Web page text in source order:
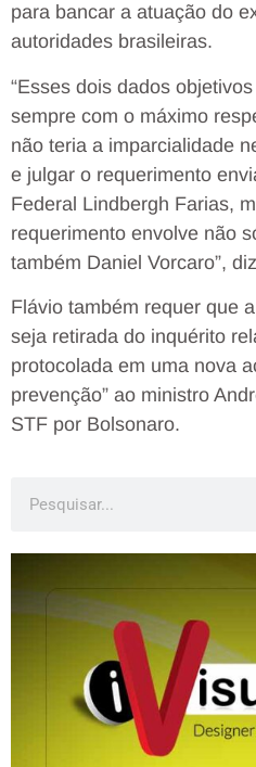
para bancar a atuação do
autoridades brasileiras.
“Esses dois dados
sempre com o máximo
não teria a imparcialidade
e julgar o requerimento
Federal Lindbergh Farias,
requerimento envolve não
também Daniel Vorcaro”,
Flávio também requer que
seja retirada do inquérito
protocolada em uma nova
prevenção” ao ministro
STF por Bolsonaro.